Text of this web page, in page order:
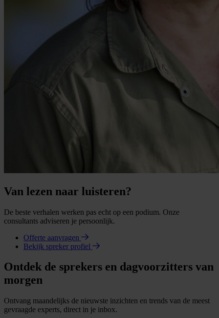
Van lezen naar luisteren?
De beste verhalen werken pas echt op een podium. Onze
consultants adviseren je persoonlijk.
Offerte aanvragen
Bekijk spreker profiel
Ontdek de sprekers en dagvoorzitters van
morgen
Ontvang maandelijks de nieuwste inzichten en trends van de meest
gevraagde experts, direct in je inbox.